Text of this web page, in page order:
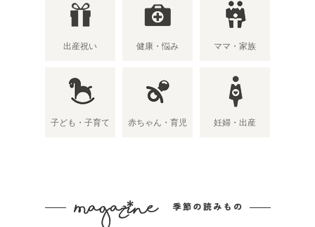
出産祝い 健康・悩み ママ・家族
子ども・子育て 赤ちゃん・育児 妊婦・出産